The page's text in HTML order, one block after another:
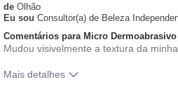
de Olhão
Eu sou Consultor(a) de Beleza
Comentários para Micro
Mudou visivelmente a textura da
Mais detalhes